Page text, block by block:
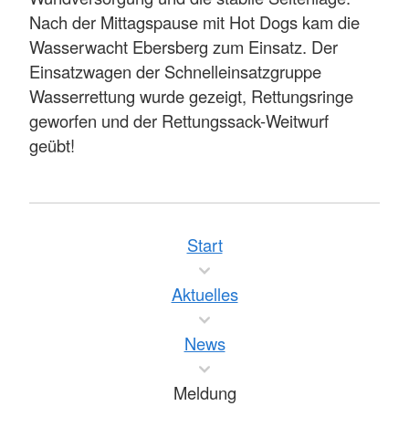
Nach der Mittagspause mit Hot Dogs kam die
Wasserwacht Ebersberg zum Einsatz. Der
Einsatzwagen der Schnelleinsatzgruppe
Wasserrettung wurde gezeigt, Rettungsringe
geworfen und der Rettungssack-Weitwurf
geübt!
Start
Aktuelles
News
Meldung